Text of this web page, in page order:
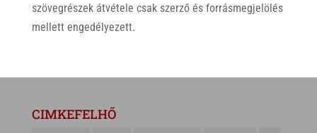
szövegrészek átvétele csak szerző és forrásmegjelölés
mellett engedélyezett.
CIMKEFELHŐ